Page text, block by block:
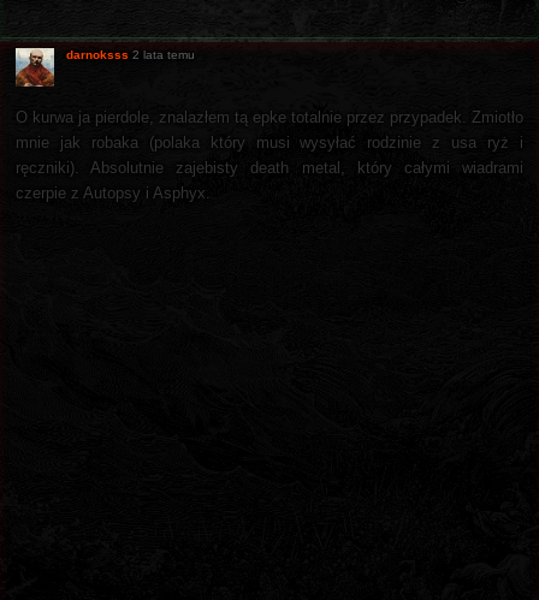
darnoksss 2 lata temu
O kurwa ja pierdole, znalazłem tą epke totalnie przez przypadek. Zmiotło
mnie jak robaka (polaka który musi wysyłać rodzinie z usa ryż i
ręczniki). Absolutnie zajebisty death metal, który całymi wiadrami
czerpie z Autopsy i Asphyx.